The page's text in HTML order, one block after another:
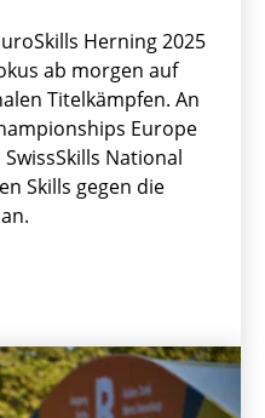
Herning 2025
ab morgen auf
Titelkämpfen. An
Europe
National
Skills gegen die